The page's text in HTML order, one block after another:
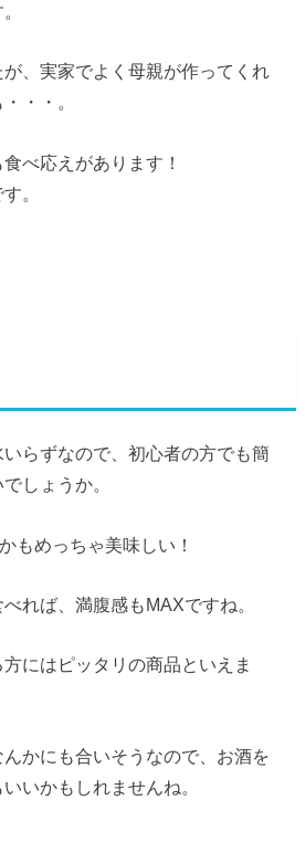
、実家でよく母親が作ってくれ
・・。
べ応えがあります！
。
らずなので、初心者の方でも簡
しょうか。
もめっちゃ美味しい！
れば、満腹感もMAXですね。
にはピッタリの商品といえま
かにも合いそうなので、お酒を
いかもしれませんね。